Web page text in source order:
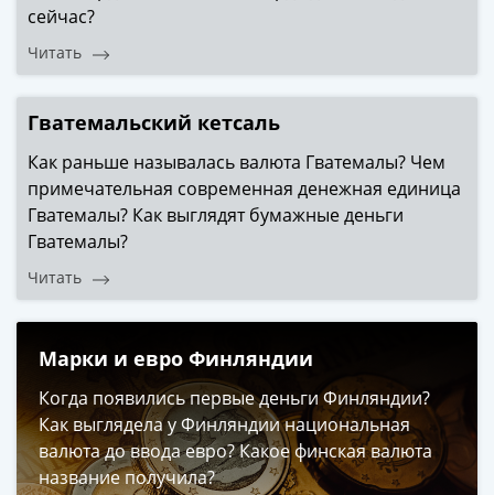
(парки)
(штаты)
Другие
ЕВРО
Германия
Евросоюз
ФРГ
ГДР
Третий
рейх
Веймарская
республика
Нотгельды
Германская
империя
Бавария
Данциг
сейчас?
Читать
Гватемальский кетсаль
Как раньше называлась валюта Гватемалы? Чем
примечательная современная денежная единица
Гватемалы? Как выглядят бумажные деньги
Гватемалы?
Читать
Марки и евро Финляндии
Когда появились первые деньги Финляндии?
Как выглядела у Финляндии национальная
валюта до ввода евро? Какое финская валюта
название получила?